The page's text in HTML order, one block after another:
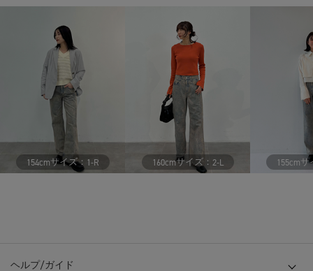
154cmサイズ： 1-R 160cmサイズ： 2-L 155cmサ
ヘルプ/ガイド